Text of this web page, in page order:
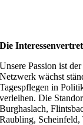
Die
Unsere Passion ist
Netzwerk wächst
Tagespflegen in
verleihen. Die
Burghaslach,
Raubling,